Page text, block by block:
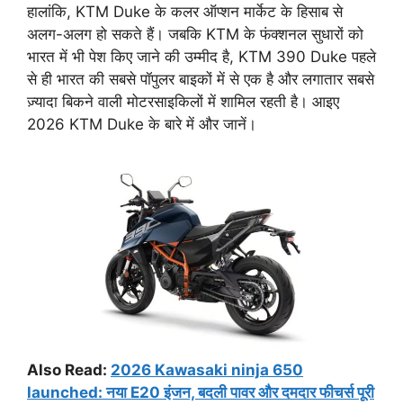
हालांकि, KTM Duke के कलर ऑप्शन मार्केट के हिसाब से
अलग-अलग हो सकते हैं। जबकि KTM के फंक्शनल सुधारों को
भारत में भी पेश किए जाने की उम्मीद है, KTM 390 Duke पहले
से ही भारत की सबसे पॉपुलर बाइकों में से एक है और लगातार सबसे
ज़्यादा बिकने वाली मोटरसाइकिलों में शामिल रहती है। आइए
2026 KTM Duke के बारे में और जानें।
Also Read: 2026 Kawasaki ninja 650
launched: नया E20 इंजन, बदली पावर और दमदार फीचर्स पूरी